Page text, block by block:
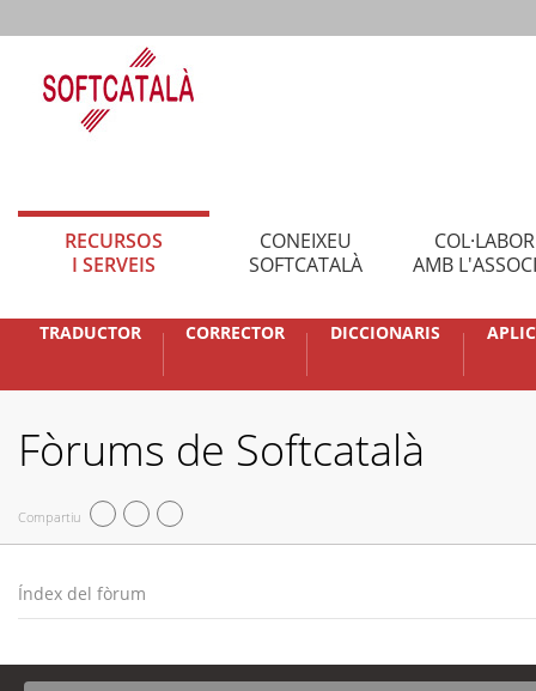
RECURSOS
I SERVEIS
CONEIXEU
SOFTCATALÀ
AMB
TRADUCTOR CORRECTOR DICCIONARIS
Fòrums de Softcatalà
Compartiu
Índex del fòrum